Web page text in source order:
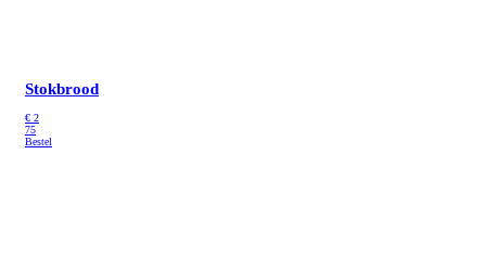
Stokbrood
€ 2
75
Bestel